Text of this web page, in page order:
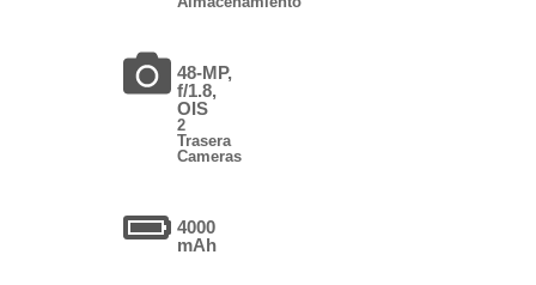
48-MP,
f/1.8,
OIS
2
Trasera
Cameras
4000
mAh